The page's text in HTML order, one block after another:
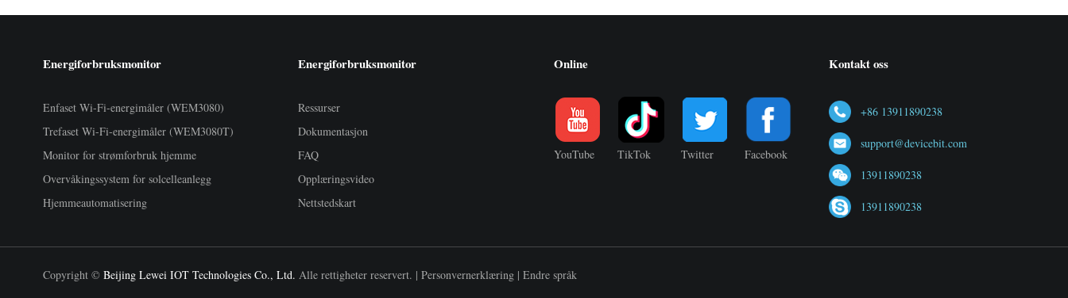
Energiforbruksmonitor
Enfaset Wi-Fi-energimåler (WEM3080)
Trefaset Wi-Fi-energimåler (WEM3080T)
Monitor for strømforbruk hjemme
Overvåkingssystem for solcelleanlegg
Hjemmeautomatisering
Energiforbruksmonitor
Ressurser
Dokumentasjon
FAQ
Opplæringsvideo
Nettstedskart
Online
YouTube TikTok Twitter Facebook
Kontakt oss
+86 13911890238
support@devicebit.com
13911890238
13911890238
Copyright © Beijing Lewei IOT Technologies Co., Ltd. Alle rettigheter reservert. | Personvernerklæring| Endre språk